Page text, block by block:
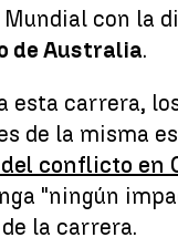
con la
de Australia.
esta carrera,
de la misma
conflicto en
"ningún
la carrera.